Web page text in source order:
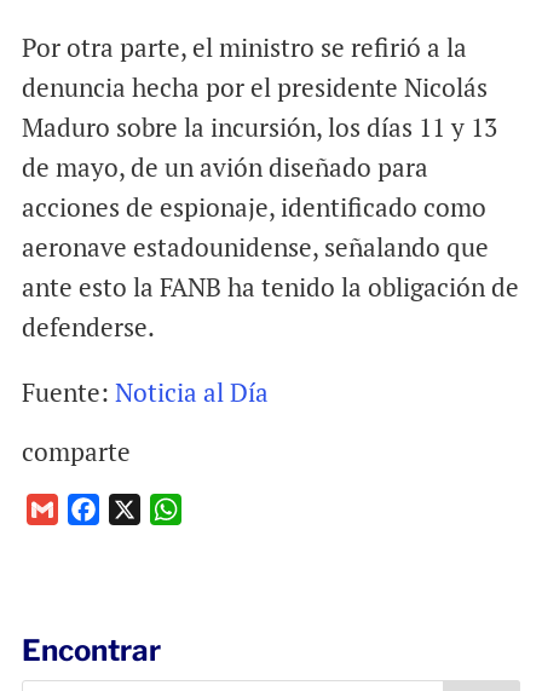
Por otra parte, el ministro se refirió a la
denuncia hecha por el presidente Nicolás
Maduro sobre la incursión, los días 11 y 13
de mayo, de un avión diseñado para
acciones de espionaje, identificado como
aeronave estadounidense, señalando que
ante esto la FANB ha tenido la obligación de
defenderse.
Fuente: Noticia al Día
comparte
o
Encontrar